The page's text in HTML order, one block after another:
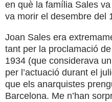
en què la família Sales
va morir el desembre del
Joan Sales era
tant per la proclamació de
1934 (que considerava
per l’actuació durant el
que els anarquistes
Barcelona. Me n’han